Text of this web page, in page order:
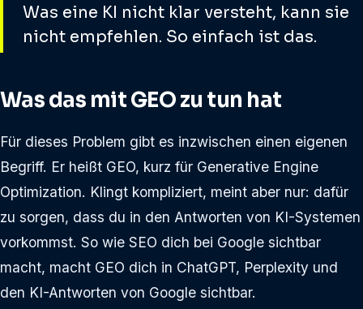
Was eine KI nicht klar versteht, kann sie
nicht empfehlen. So einfach ist das.
Was das mit GEO zu tun hat
Für dieses Problem gibt es inzwischen einen eigenen
Begriff. Er heißt GEO, kurz für Generative Engine
Optimization. Klingt kompliziert, meint aber nur: dafür
zu sorgen, dass du in den Antworten von KI-Systemen
vorkommst. So wie SEO dich bei Google sichtbar
macht, macht GEO dich in ChatGPT, Perplexity und
den KI-Antworten von Google sichtbar.